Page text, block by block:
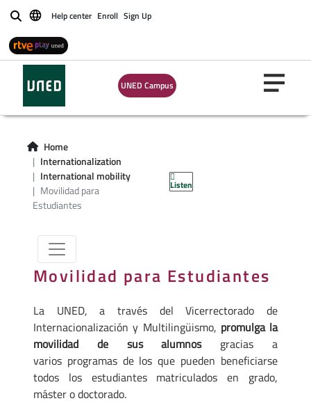
BuscarHelp center Enroll Sign Up
UNED Campus
Home
Internationalization
International mobility
Movilidad para
Estudiantes
Listen
Movilidad para
Estudiantes
Movilidad para Estudiantes
La UNED, a través del Vicerrectorado de
Internacionalización y Multilingüismo, promulga la
movilidad de sus alumnosgracias a
varios programas de los que pueden beneficiarse
todos los estudiantes matriculados en grado,
máster o doctorado.